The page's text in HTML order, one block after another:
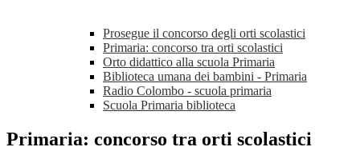
Prosegue il concorso degli orti scolastici
Primaria: concorso tra orti scolastici
Orto didattico alla scuola Primaria
Biblioteca umana dei bambini - Primaria
Radio Colombo - scuola primaria
Scuola Primaria biblioteca
Primaria: concorso tra orti scolastici